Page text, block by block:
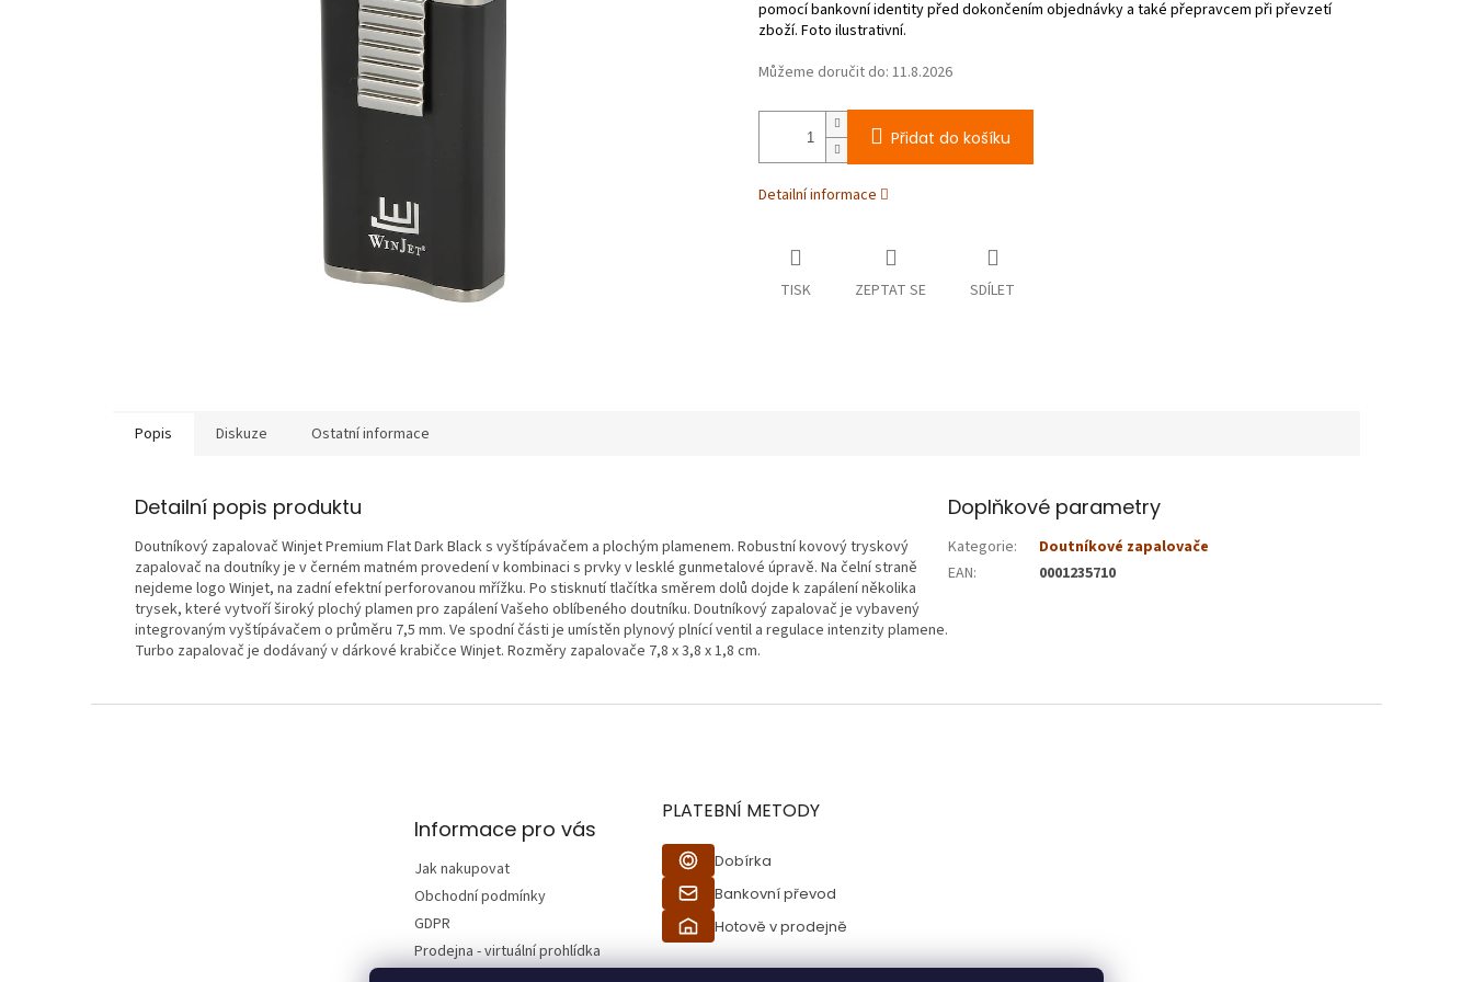
Můžeme doručit do: 11.8.2026
Přidat do košíku
Detailní informace
TISK ZEPTAT SE SDÍLET
Popis Diskuze Ostatní informace
Detailní popis produktu
Doutníkový zapalovač Winjet Premium Flat Dark Black s vyštípávačem a plochým plamenem. Robustní kovový tryskový
zapalovač na doutníky je v černém matném provedení v kombinaci s prvky v lesklé gunmetalové úpravě. Na čelní straně
nejdeme logo Winjet, na zadní efektní perforovanou mřížku. Po stisknutí tlačítka směrem dolů dojde k zapálení několika
trysek, které vytvoří široký plochý plamen pro zapálení Vašeho oblíbeného doutníku. Doutníkový zapalovač je vybavený
integrovaným vyštípávačem o průměru 7,5 mm. Ve spodní části je umístěn plynový plnící ventil a regulace intenzity plamene.
Turbo zapalovač je dodávaný v dárkové krabičce Winjet. Rozměry zapalovače 7,8 x 3,8 x 1,8 cm.
Doplňkové parametry
Kategorie:
Doutníkové zapalovače
EAN: 0001235710
Informace pro vás
Jak nakupovat
Obchodní podmínky
GDPR
Prodejna - virtuální prohlídka
PLATEBNÍ METODY
Dobírka
Bankovní převod
Hotově v prodejně